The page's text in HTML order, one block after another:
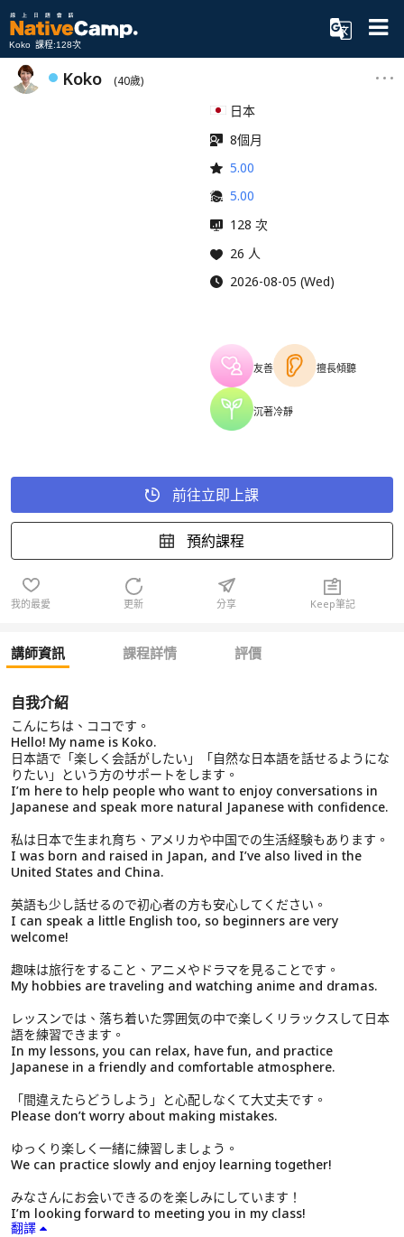
Koko 課程:128次
Koko (40歲)
日本
8個月
5.00
5.00
128 次
26 人
2026-08-05 (Wed)
友善 擅長傾聽
沉著冷靜
前往立即上課
預約課程
我的最愛 更新 分享 Keep筆記
講師資訊 課程詳情 評價
自我介紹
こんにちは、ココです。
Hello! My name is Koko.
日本語で「楽しく会話がしたい」「自然な日本語を話せるようにな
りたい」という方のサポートをします。
I’m here to help people who want to enjoy conversations in
Japanese and speak more natural Japanese with confidence.
私は日本で生まれ育ち、アメリカや中国での生活経験もあります。
I was born and raised in Japan, and I’ve also lived in the
United States and China.
英語も少し話せるので初心者の方も安心してください。
I can speak a little English too, so beginners are very
welcome!
趣味は旅行をすること、アニメやドラマを見ることです。
My hobbies are traveling and watching anime and dramas.
レッスンでは、落ち着いた雰囲気の中で楽しくリラックスして日本
語を練習できます。
In my lessons, you can relax, have fun, and practice
Japanese in a friendly and comfortable atmosphere.
「間違えたらどうしよう」と心配しなくて大丈夫です。
Please don’t worry about making mistakes.
ゆっくり楽しく一緒に練習しましょう。
We can practice slowly and enjoy learning together!
みなさんにお会いできるのを楽しみにしています！
I’m looking forward to meeting you in my class!
翻譯